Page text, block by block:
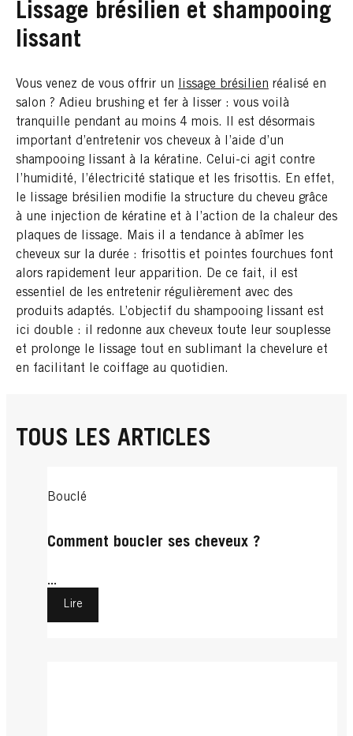
Lissage brésilien et shampooing
lissant
Vous venez de vous offrir un lissage brésilien réalisé en
salon ? Adieu brushing et fer à lisser : vous voilà
tranquille pendant au moins 4 mois. Il est désormais
important d’entretenir vos cheveux à l’aide d’un
shampooing lissant à la kératine. Celui-ci agit contre
l’humidité, l’électricité statique et les frisottis. En effet,
le lissage brésilien modifie la structure du cheveu grâce
à une injection de kératine et à l’action de la chaleur des
plaques de lissage. Mais il a tendance à abîmer les
cheveux sur la durée : frisottis et pointes fourchues font
alors rapidement leur apparition. De ce fait, il est
essentiel de les entretenir régulièrement avec des
produits adaptés. L’objectif du shampooing lissant est
ici double : il redonne aux cheveux toute leur souplesse
et prolonge le lissage tout en sublimant la chevelure et
en facilitant le coiffage au quotidien.
TOUS LES ARTICLES
Bouclé
Comment boucler ses cheveux ?
...
Lire